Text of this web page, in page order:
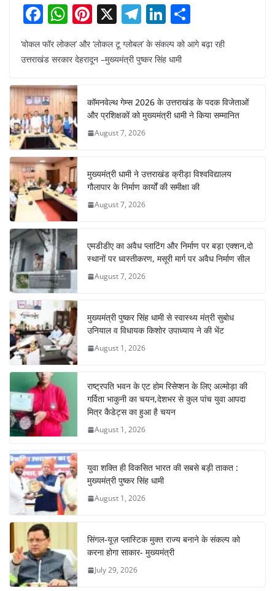
F
a
c
b
o
o
k
W
at
A
p
p
Pi
nt
er
e
st
X T
el
e
a
m
Li
k
n
h
ar
‘वोकल फॉर लोकल’ और ‘लोकल टू ग्लोबल’ के संकल्प को आगे बढ़ा रही
उत्तराखंड सरकार देहरादून –मुख्यमंत्री पुष्कर सिंह धामी
कॉमनवेल्थ गेम्स 2026 के उत्तराखंड के पदक विजेताओं
और प्रशिक्षकों को मुख्यमंत्री धामी ने किया सम्मानित
August 7, 2026
मुख्यमंत्री धामी ने उत्तराखंड क्रीड़ा विश्वविद्यालय
गौलापार के निर्माण कार्यों की समीक्षा की
August 7, 2026
एमडीडीए का अवैध प्लाटिंग और निर्माण पर बड़ा एक्शन,दो
स्थानों पर ध्वस्तीकरण, मसूरी मार्ग पर अवैध निर्माण सील
August 7, 2026
मुख्यमंत्री पुष्कर सिंह धामी से स्वास्थ्य मंत्री सुबोध
उनियाल व विधायक किशोर उपाध्याय ने की भेंट
August 1, 2026
राष्ट्रपति भवन के एट होम रिसेप्शन के लिए अल्मोड़ा की
गर्विता भाकुनी का चयन,देशभर से कुल पांच युवा आपदा
मित्र कैडेट्स का हुआ है चयन
August 1, 2026
युवा शक्ति ही विकसित भारत की सबसे बड़ी ताकत :
मुख्यमंत्री पुष्कर सिंह धामी
August 1, 2026
सिंगल-यूज़ प्लास्टिक मुक्त राज्य बनाने के संकल्प को
करना होगा साकार- मुख्यमंत्री
July 29, 2026